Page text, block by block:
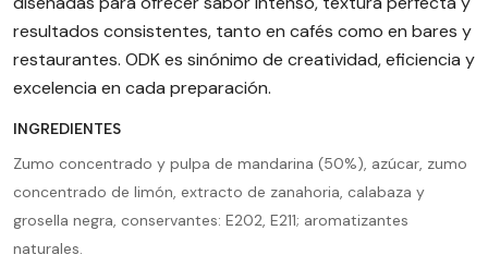
resultados consistentes, tanto en cafés como en bares y
restaurantes. ODK es sinónimo de creatividad, eficiencia y
excelencia en cada preparación.
INGREDIENTES
Zumo concentrado y pulpa de mandarina (50%), azúcar, zumo
concentrado de limón, extracto de zanahoria, calabaza y
grosella negra, conservantes: E202, E211; aromatizantes
naturales.